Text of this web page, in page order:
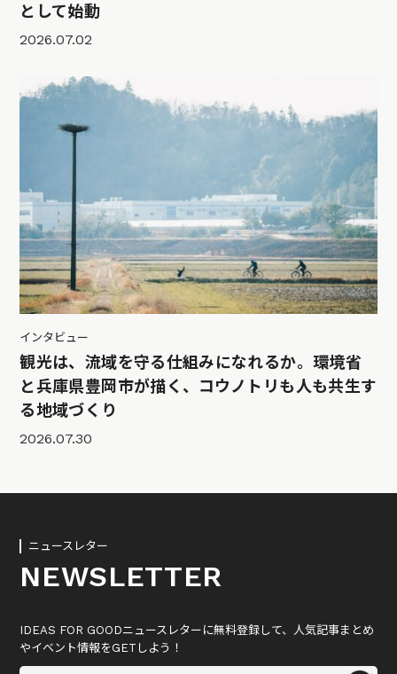
として始動
2026.07.02
インタビュー
観光は、流域を守る仕組みになれるか。環境省
と兵庫県豊岡市が描く、コウノトリも人も共生す
る地域づくり
2026.07.30
ニュースレター
NEWSLETTER
IDEAS FOR GOODニュースレターに無料登録して、人気記事まとめ
やイベント情報をGETしよう！